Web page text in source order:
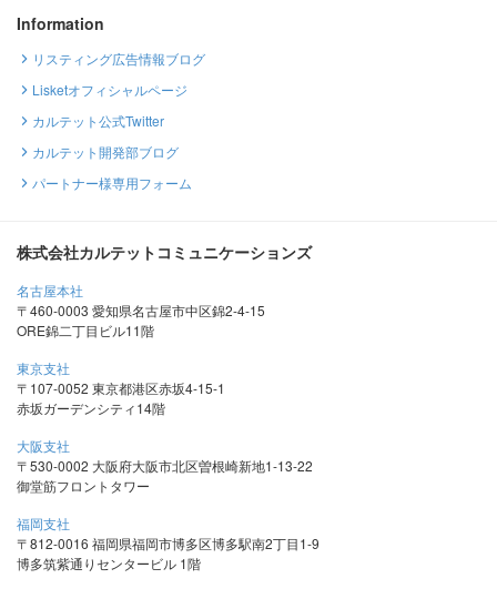
Information
リスティング広告情報ブログ
Lisketオフィシャルページ
カルテット公式Twitter
カルテット開発部ブログ
パートナー様専用フォーム
株式会社カルテットコミュニケーションズ
名古屋本社
〒460-0003 愛知県名古屋市中区錦2-4-15
ORE錦二丁目ビル11階
東京支社
〒107-0052 東京都港区赤坂4-15-1
赤坂ガーデンシティ14階
大阪支社
〒530-0002 大阪府大阪市北区曽根崎新地1-13-22
御堂筋フロントタワー
福岡支社
〒812-0016 福岡県福岡市博多区博多駅南2丁目1-9
博多筑紫通りセンタービル 1階